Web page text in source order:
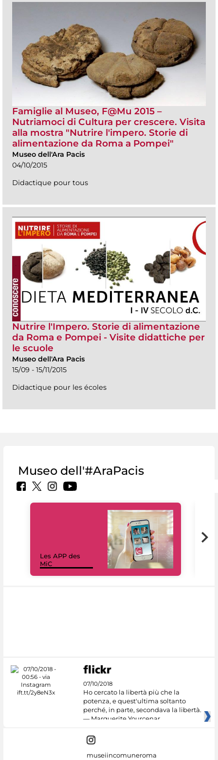
Famiglie al Museo, F@Mu 2015 –
Nutriamoci di Cultura per crescere. Visita
alla mostra "Nutrire l'impero. Storie di
alimentazione da Roma a Pompei"
Museo dell'Ara Pacis
04/10/2015
Didactique pour tous
Nutrire l'Impero. Storie di alimentazione
da Roma e Pompei - Visite didattiche per
le scuole
Museo dell'Ara Pacis
15/09 - 15/11/2015
Didactique pour les écoles
Museo dell'#AraPacis
Les APP des
MiC
07/10/2018
Ho cercato la libertà più che la
potenza, e quest'ultima soltanto
perché, in parte, secondava la libertà.
— Marguerite Yourcenar
museiincomuneroma